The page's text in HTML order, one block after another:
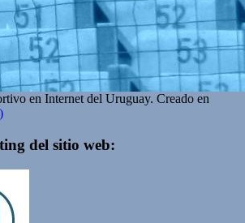
en Internet del Uruguay. Creado en
del sitio web: